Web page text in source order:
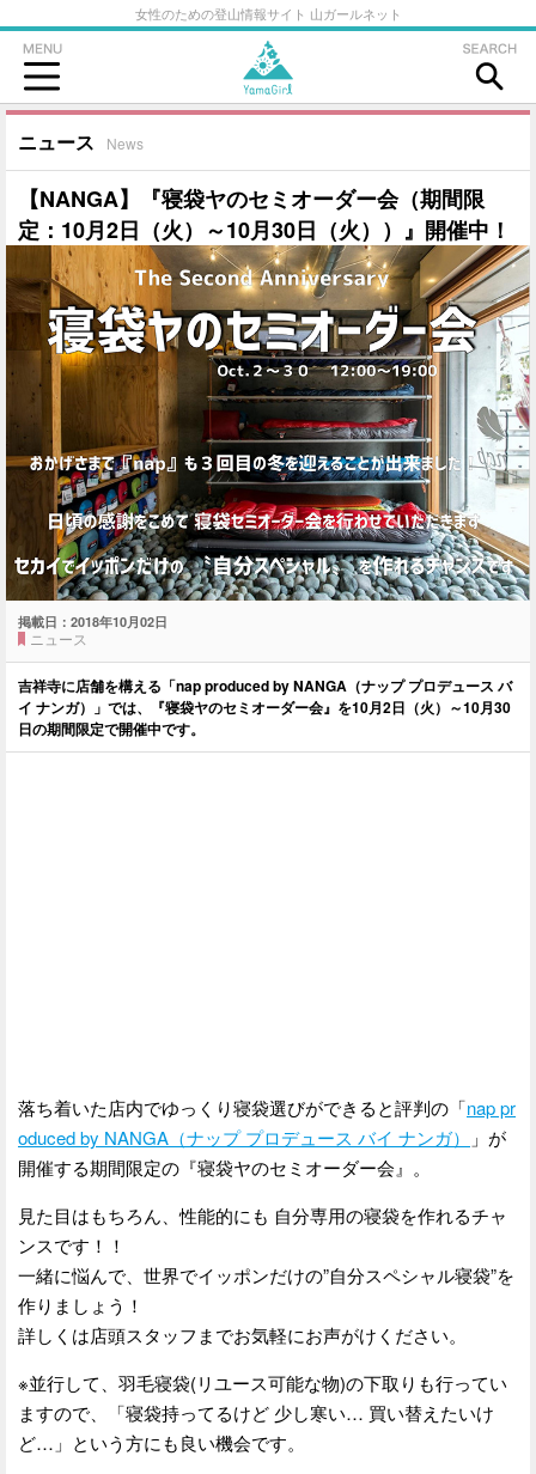
女性のための登山情報サイト 山ガールネット
ニュース News
【NANGA】『寝袋ヤのセミオーダー会（期間限
定：10月2日（火）～10月30日（火））』開催中！
掲載日： 2018年10月02日
ニュース
吉祥寺に店舗を構える「nap produced by NANGA（ナップ プロデュース バ
イ ナンガ）」では、『寝袋ヤのセミオーダー会』を10月2日（火）～10月30
日の期間限定で開催中です。
落ち着いた店内でゆっくり寝袋選びができると評判の「nap pr
oduced by NANGA（ナップ プロデュース バイ ナンガ）
」が
開催する期間限定の『寝袋ヤのセミオーダー会』。
見た目はもちろん、性能的にも 自分専用の寝袋を作れるチャ
ンスです！！
一緒に悩んで、世界でイッポンだけの”自分スペシャル寝袋”を
作りましょう！
詳しくは店頭スタッフまでお気軽にお声がけください。
※並行して、羽毛寝袋(リユース可能な物)の下取りも行ってい
ますので、「寝袋持ってるけど 少し寒い… 買い替えたいけ
ど…」という方にも良い機会です。